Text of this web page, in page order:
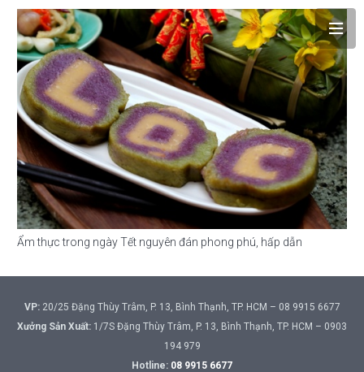
Ẩm thực trong ngày Tết nguyên đán phong phú, hấp dẫn
VP:20/25 Đặng Thùy Trâm, P. 13, Bình Thạnh, TP. HCM – 08 9915 6677
Xưởng Sản Xuất: 1/7S Đặng Thùy Trâm, P. 13, Bình Thạnh, TP. HCM – 0903
194 979
Hotline: 08 9915 6677